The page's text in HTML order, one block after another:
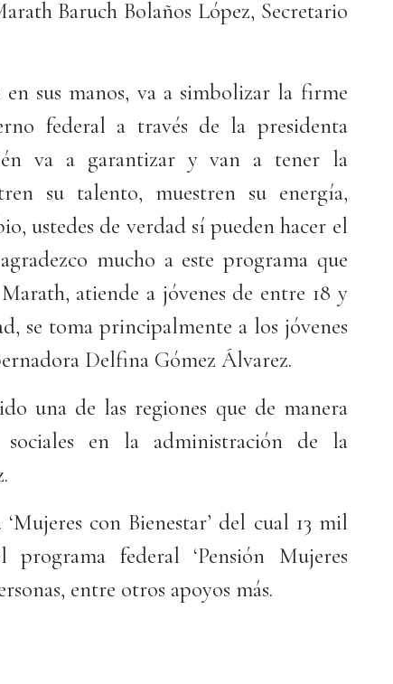
Baruch Bolaños López, Secretario
sus manos, va a simbolizar la firme
federal a través de la presidenta
va a garantizar y van a tener la
su talento, muestren su energía,
ustedes de verdad sí pueden hacer el
mucho a este programa que
atiende a jóvenes de entre 18 y
se toma principalmente a los jóvenes
Delfina Gómez Álvarez.
una de las regiones que de manera
en la administración de la
con Bienestar’ del cual 13 mil
programa federal ‘Pensión Mujeres
entre otros apoyos más.